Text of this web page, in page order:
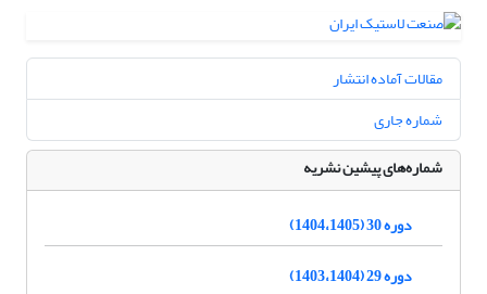
مقالات آماده انتشار
شماره جاری
شماره‌های پیشین نشریه
دوره 30 (1404،1405)
دوره 29 (1403،1404)